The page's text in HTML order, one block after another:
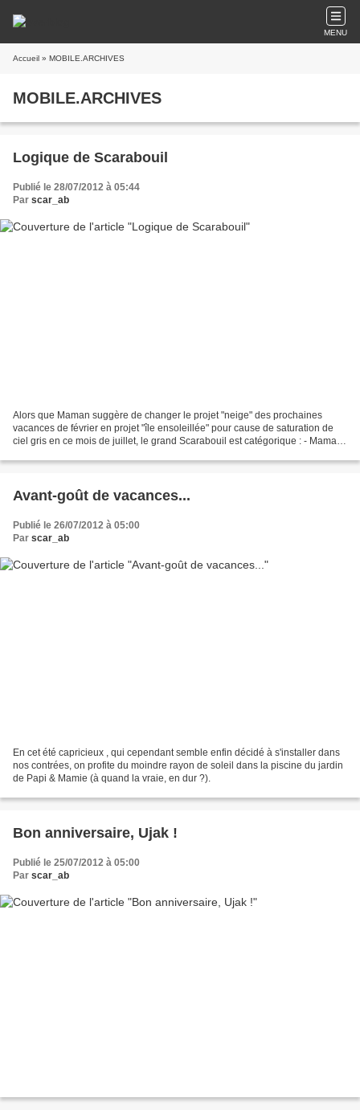
MENU
Accueil » MOBILE.ARCHIVES
MOBILE.ARCHIVES
Logique de Scarabouil
Publié le 28/07/2012 à 05:44
Par scar_ab
Alors que Maman suggère de changer le projet "neige" des prochaines
vacances de février en projet "île ensoleillée" pour cause de saturation de
ciel gris en ce mois de juillet, le grand Scarabouil est catégorique : - Maman :
Avant-goût de vacances...
Publié le 26/07/2012 à 05:00
Par scar_ab
En cet été capricieux , qui cependant semble enfin décidé à s'installer dans
nos contrées, on profite du moindre rayon de soleil dans la piscine du jardin
de Papi & Mamie (à quand la vraie, en dur ?).
Bon anniversaire, Ujak !
Publié le 25/07/2012 à 05:00
Par scar_ab